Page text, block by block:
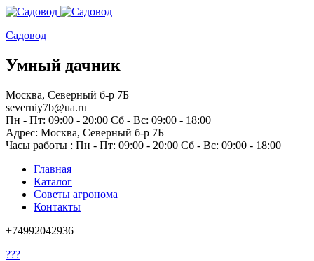
Садовод
Умный дачник
Москва, Северный б-р 7Б
severniy7b@ua.ru
Пн - Пт: 09:00 - 20:00 Сб - Вс: 09:00 - 18:00
Адрес: Москва, Северный б-р 7Б
Часы работы : Пн - Пт: 09:00 - 20:00 Сб - Вс: 09:00 - 18:00
Главная
Каталог
Советы агронома
Контакты
+74992042936
???